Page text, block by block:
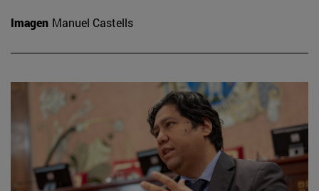
Imagen Manuel Castells